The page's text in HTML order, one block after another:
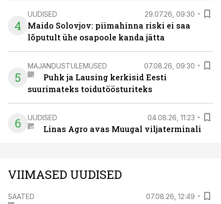
4
UUDISED 29.07.26, 09:30
Maido Solovjov: piimahinna riski ei saa
lõputult ühe osapoole kanda jätta
5
MAJANDUSTULEMUSED 07.08.26, 09:30
Puhk ja Lausing kerkisid Eesti
suurimateks toidutöösturiteks
6 UUDISED 04.08.26, 11:23
Linas Agro avas Muugal viljaterminali
VIIMASED UUDISED
SAATED 07.08.26, 12:49